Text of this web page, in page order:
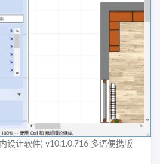
设计软件) v10.1.0.716 多语便携版